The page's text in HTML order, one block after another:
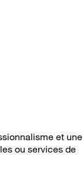
et une
ou services de